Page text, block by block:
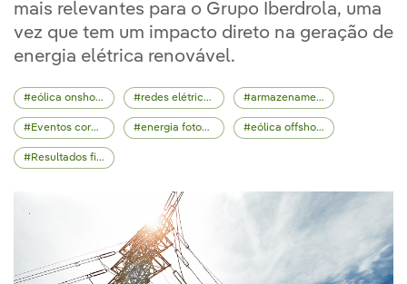
mais relevantes para o Grupo Iberdrola, uma
vez que tem um impacto direto na geração de
energia elétrica renovável.
eólica onshore redes elétricas armazenamento energético
Eventos corporativos energia fotovoltaica eólica offshore
Resultados financeiros